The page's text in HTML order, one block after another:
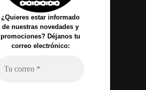
¿Quieres estar informado
de nuestras novedades y
promociones? Déjanos tu
correo electrónico: